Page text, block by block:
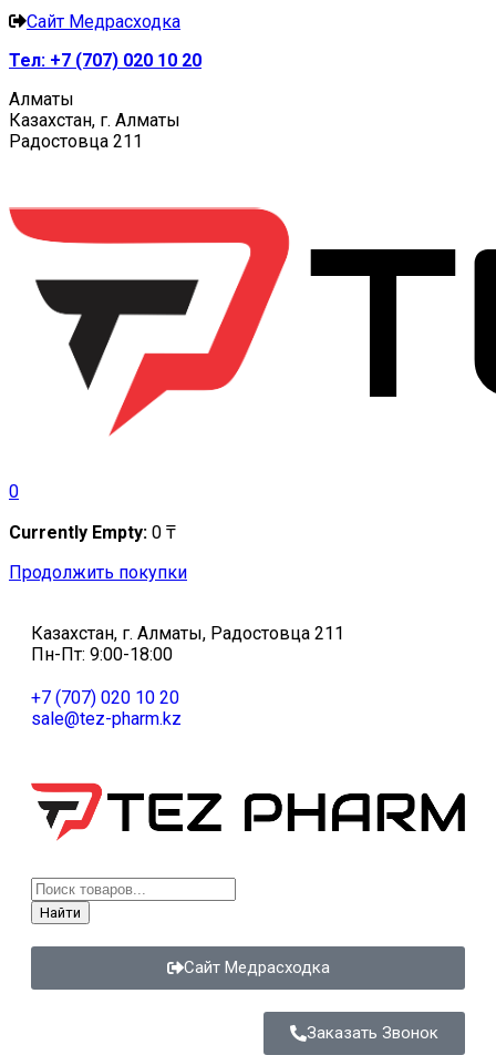
Сайт Медрасходка
Тел: +7 (707) 020 10 20
Алматы
Казахстан, г. Алматы
Радостовца 211
0
Currently Empty: 0 ₸
Продолжить покупки
Казахстан, г. Алматы, Радостовца 211
Пн-Пт: 9:00-18:00
+7 (707) 020 10 20
sale@tez-pharm.kz
Найти
Сайт Медрасходка
Заказать Звонок